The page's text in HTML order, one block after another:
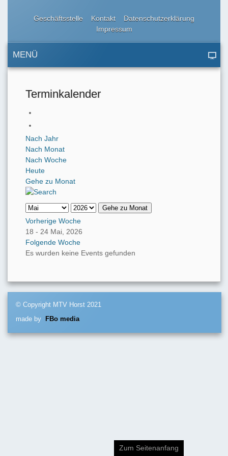
Geschäftsstelle Kontakt
Datenschutzerklärung
Impressum
MENÜ
Terminkalender
Nach Jahr
Nach Monat
Nach Woche
Heute
Gehe zu Monat
Gehe zu Monat
Vorherige Woche
18 - 24 Mai, 2026
Folgende Woche
Es wurden keine Events gefunden
© Copyright MTV Horst 2021
made by
FBo media
Zum Seitenanfang